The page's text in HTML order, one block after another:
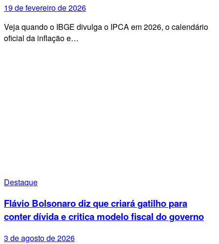
19 de fevereiro de 2026
Veja quando o IBGE divulga o IPCA em 2026, o calendário
oficial da inflação e…
Destaque
Flávio Bolsonaro diz que criará gatilho para
conter dívida e critica modelo fiscal do governo
3 de agosto de 2026